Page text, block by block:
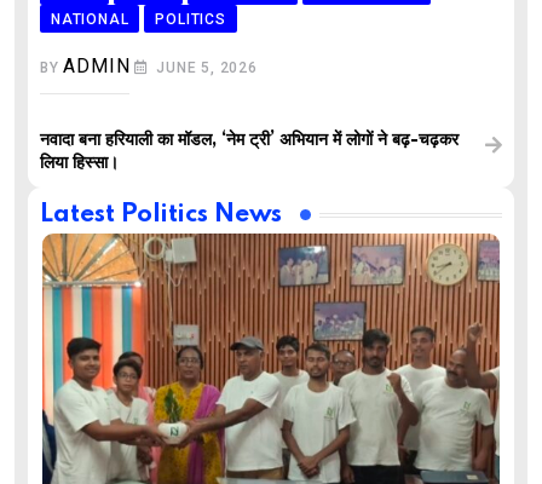
NATIONAL
POLITICS
BYADMIN JUNE 5, 2026
नवादा बना हरियाली का मॉडल, ‘नेम ट्री’ अभियान में लोगों ने बढ़-चढ़कर
लिया हिस्सा।
Latest Politics News